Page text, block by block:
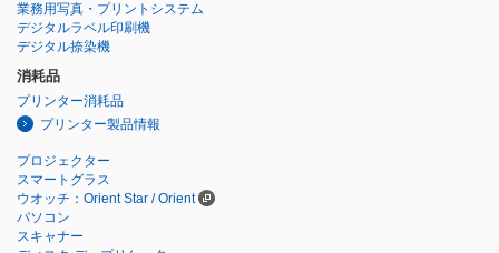
業務用写真・プリントシステム
デジタルラベル印刷機
デジタル捺染機
消耗品
プリンター消耗品
プリンター製品情報
プロジェクター
スマートグラス
ウオッチ：Orient Star / Orient
パソコン
スキャナー